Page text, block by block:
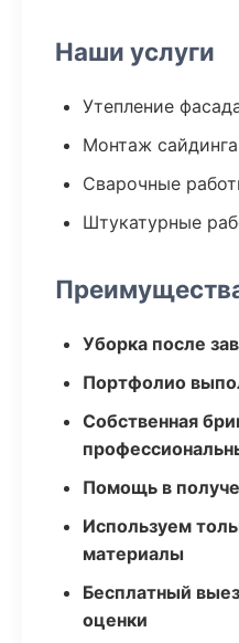
Наши услуги
Утепление
Монтаж сайдинга
Сварочные
Штукатурные
Уборка после
Портфолио
Собственная
Помощь в
Используем
материалы
Бесплатный
оценки